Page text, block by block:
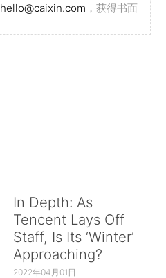
hello@caixin.com ，获得书面
In Depth: As
Tencent Lays Off
Staff, Is Its ‘Winter’
Approaching?
2022年04月01日